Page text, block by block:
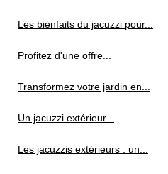
Les bienfaits du jacuzzi pour...
Profitez d'une offre...
Transformez votre jardin en...
Un jacuzzi extérieur...
Les jacuzzis extérieurs : un...